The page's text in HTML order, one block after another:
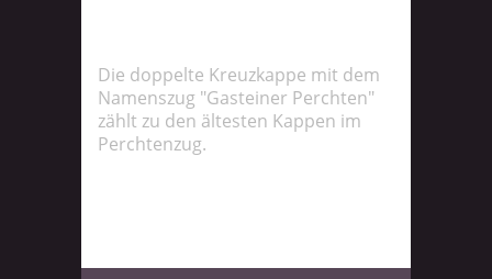
Die doppelte Kreuzkappe mit dem
Namenszug "Gasteiner Perchten"
zählt zu den ältesten Kappen im
Perchtenzug.